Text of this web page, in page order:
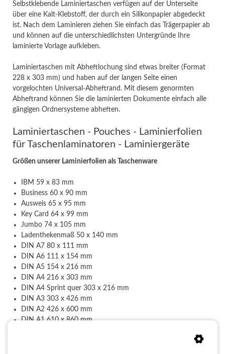
Selbstklebende Laminiertaschen verfügen auf der Unterseite
über eine Kalt-Klebstoff, der durch ein Silikonpapier abgedeckt
ist. Nach dem Laminieren ziehen Sie einfach das Trägerpapier ab
und können auf die unterschiedlichsten Untergründe Ihre
laminierte Vorlage aufkleben.
Laminiertaschen mit Abheftlochung sind etwas breiter (Format
228 x 303 mm) und haben auf der langen Seite einen
vorgelochten Universal-Abheftrand. Mit diesem genormten
Abheftrand können Sie die laminierten Dokumente einfach alle
gängigen Ordnersysteme abheften.
Laminiertaschen - Pouches - Laminierfolien
für Taschenlaminatoren - Laminiergeräte
Größen unserer Laminierfolien als Taschenware
IBM 59 x 83 mm
Business 60 x 90 mm
Ausweis 65 x 95 mm
Key Card 64 x 99 mm
Jumbo 74 x 105 mm
Ladenthekenmaß 50 x 140 mm
DIN A7 80 x 111 mm
DIN A6 111 x 154 mm
DIN A5 154 x 216 mm
DIN A4 216 x 303 mm
DIN A4 Sprint quer 303 x 216 mm
DIN A3 303 x 426 mm
DIN A2 426 x 600 mm
DIN A1 610 x 860 mm
liefern wir Ihnen weitere Standardformate oder